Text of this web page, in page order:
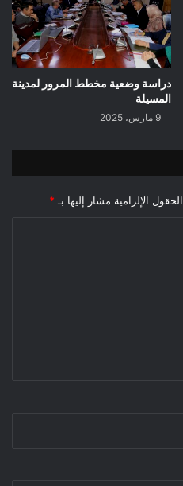
دراسة وضعية مخطط المرور لمدينة
المسيلة
9 مارس، 2025
الحقول الإلزامية مشار إليها بـ *